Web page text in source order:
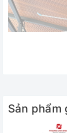
Quạt trần
minh cho các
Sản phẩm